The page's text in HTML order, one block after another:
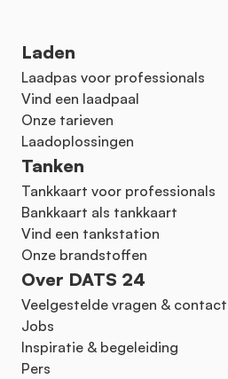
Laden
Laadpas voor professionals
Vind een laadpaal
Onze tarieven
Laadoplossingen
Tanken
Tankkaart voor professionals
Bankkaart als tankkaart
Vind een tankstation
Onze brandstoffen
Over DATS 24
Veelgestelde vragen & contact
Jobs
Inspiratie & begeleiding
Pers